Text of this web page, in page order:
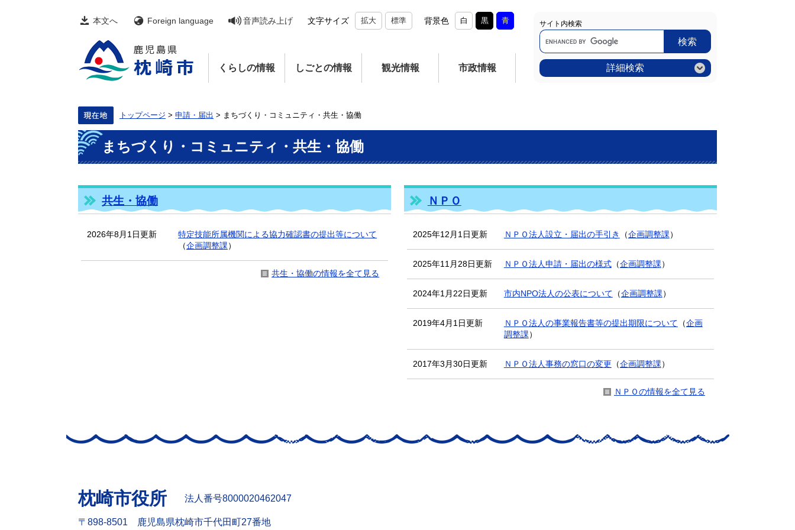
本文へ Foreign language 音声読み上げ 文字サイズ 拡大 標準 背景色 白 黒 青
くらしの情報 しごとの情報 観光情報 市政情報
サイト内検索
Google
カ
ス
タ
ム
検
詳細検索
トップページ > 申請・届出 > まちづくり・コミュニティ・共生・協働
本
文
まちづくり・コミュニティ・共生・協働
共生・協働
2026年8月1日更新
特定技能所属機関による協力確認書の提出等について
（企画調整課）
共生・協働の情報を全て見る
ＮＰＯ
2025年12月1日更新 ＮＰＯ法人設立・届出の手引き （企画調整課）
2025年11月28日更新 ＮＰＯ法人申請・届出の様式（企画調整課）
2024年1月22日更新 市内NPO法人の公表について （企画調整課）
2019年4月1日更新 ＮＰＯ法人の事業報告書等の提出期限について （企画
調整課）
2017年3月30日更新 ＮＰＯ法人事務の窓口の変更 （企画調整課）
ＮＰＯの情報を全て見る
枕崎市役所 法人番号8000020462047
〒898-8501 鹿児島県枕崎市千代田町27番地